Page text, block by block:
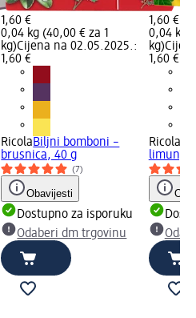
1,60 €
0,04 kg (40,00 € za 1
kg)Cijena na 02.05.2025.:
1,60 €
RicolaBiljni bomboni –
brusnica, 40 g
(7)
Obavijesti
Dostupno za isporuku
Odaberi dm trgovinu
1,60 €
0,04 kg
kg)
1,60 €
Ricola
limun,